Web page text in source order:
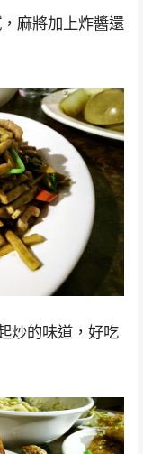
麻將加上炸醬還
炒的味道，好吃